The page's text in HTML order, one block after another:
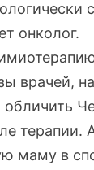
онколог.
врачей,
обличить
терапии.
маму в